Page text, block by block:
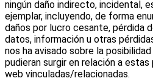
ningún daño indirecto, incidental,
ejemplar, incluyendo, de forma
daños por lucro cesante, pérdida
datos, información u otras
nos ha avisado sobre la
pudieran surgir en relación a estas
web vinculadas/relacionadas.